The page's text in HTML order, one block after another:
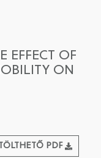
EFFECT OF
ON
PDF